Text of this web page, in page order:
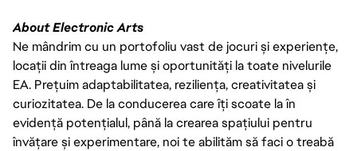
About Electronic Arts
Ne mândrim cu un portofoliu vast de jocuri și experiențe,
locații din întreaga lume și oportunități la toate nivelurile
EA. Prețuim adaptabilitatea, reziliența, creativitatea și
curiozitatea. De la conducerea care îți scoate la în
evidență potențialul, până la crearea spațiului pentru
învățare și experimentare, noi te abilităm să faci o treabă